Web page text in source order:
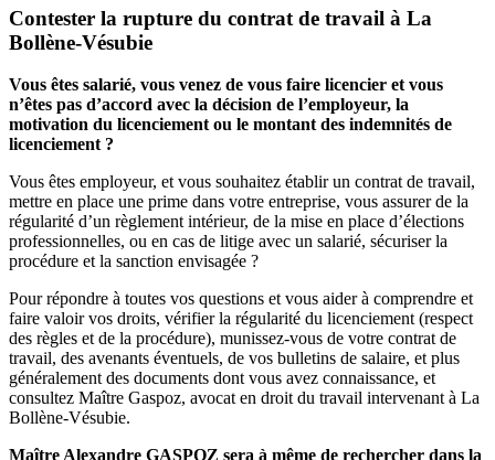
Contester la rupture du contrat de travail à La
Bollène-Vésubie
Vous êtes salarié, vous venez de vous faire licencier et vous
n’êtes pas d’accord avec la décision de l’employeur, la
motivation du licenciement ou le montant des indemnités de
licenciement ?
Vous êtes employeur, et vous souhaitez établir un contrat de travail,
mettre en place une prime dans votre entreprise, vous assurer de la
régularité d’un règlement intérieur, de la mise en place d’élections
professionnelles, ou en cas de litige avec un salarié, sécuriser la
procédure et la sanction envisagée ?
Pour répondre à toutes vos questions et vous aider à comprendre et
faire valoir vos droits, vérifier la régularité du licenciement (respect
des règles et de la procédure), munissez-vous de votre contrat de
travail, des avenants éventuels, de vos bulletins de salaire, et plus
généralement des documents dont vous avez connaissance, et
consultez Maître Gaspoz, avocat en droit du travail intervenant à La
Bollène-Vésubie.
Maître Alexandre GASPOZ sera à même de rechercher dans la